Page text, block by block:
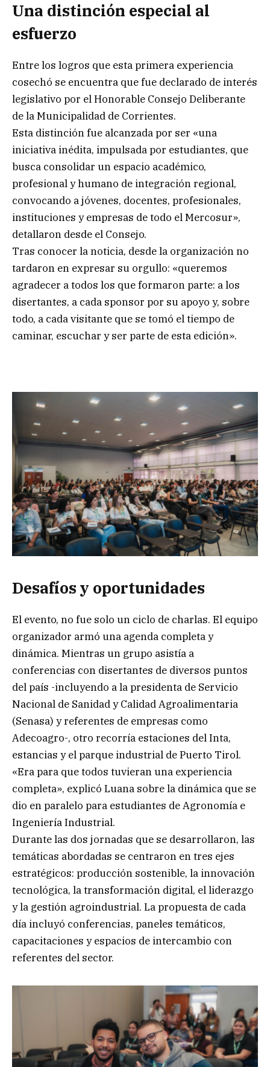
Una distinción especial al
esfuerzo
Entre los logros que esta primera experiencia
cosechó se encuentra que fue declarado de interés
legislativo por el Honorable Consejo Deliberante
de la Municipalidad de Corrientes.
Esta distinción fue alcanzada por ser «una
iniciativa inédita, impulsada por estudiantes, que
busca consolidar un espacio académico,
profesional y humano de integración regional,
convocando a jóvenes, docentes, profesionales,
instituciones y empresas de todo el Mercosur»,
detallaron desde el Consejo.
Tras conocer la noticia, desde la organización no
tardaron en expresar su orgullo: «queremos
agradecer a todos los que formaron parte: a los
disertantes, a cada sponsor por su apoyo y, sobre
todo, a cada visitante que se tomó el tiempo de
caminar, escuchar y ser parte de esta edición».
Desafíos y oportunidades
El evento, no fue solo un ciclo de charlas. El equipo
organizador armó una agenda completa y
dinámica. Mientras un grupo asistía a
conferencias con disertantes de diversos puntos
del país -incluyendo a la presidenta de Servicio
Nacional de Sanidad y Calidad Agroalimentaria
(Senasa) y referentes de empresas como
Adecoagro-, otro recorría estaciones del Inta,
estancias y el parque industrial de Puerto Tirol.
«Era para que todos tuvieran una experiencia
completa», explicó Luana sobre la dinámica que se
dio en paralelo para estudiantes de Agronomía e
Ingeniería Industrial.
Durante las dos jornadas que se desarrollaron, las
temáticas abordadas se centraron en tres ejes
estratégicos: producción sostenible, la innovación
tecnológica, la transformación digital, el liderazgo
y la gestión agroindustrial. La propuesta de cada
día incluyó conferencias, paneles temáticos,
capacitaciones y espacios de intercambio con
referentes del sector.